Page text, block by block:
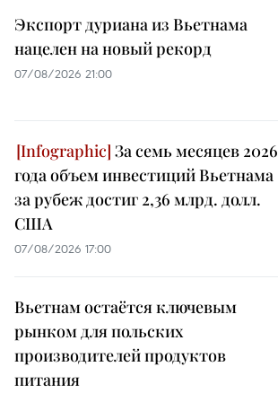
Экспорт дуриана из Вьетнама
нацелен на новый рекорд
07/08/2026 21:00
За семь месяцев 2026
года объем инвестиций Вьетнама
за рубеж достиг 2,36 млрд. долл.
США
07/08/2026 17:00
Вьетнам остаётся ключевым
рынком для польских
производителей продуктов
питания